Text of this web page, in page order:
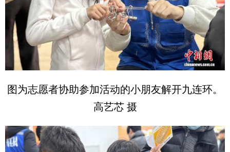
图为志愿者协助参加活动的小朋友解开九连环。
高艺芯 摄